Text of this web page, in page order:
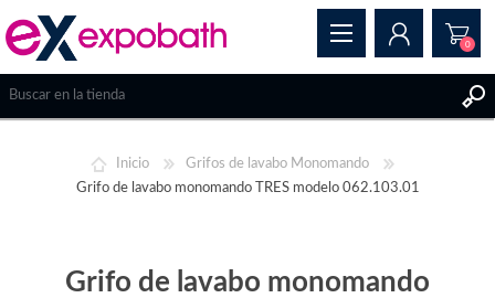
INICIAR SESIÓN
0
Inicio
Grifos de lavabo Monomando
Grifo de lavabo monomando TRES modelo 062.103.01
Grifo de lavabo monomando